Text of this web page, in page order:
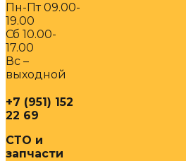
Пн-Пт 09.00-
19.00
Сб 10.00-
17.00
Вс –
выходной
+7 (951) 152
22 69
СТО и
запчасти